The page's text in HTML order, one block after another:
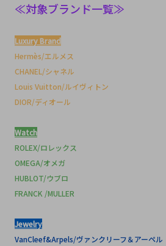
≪対象ブランド一覧≫
Luxury Brand
Hermès/エルメス
CHANEL/シャネル
Louis Vuitton/ルイヴィトン
DIOR/ディオール
Watch
ROLEX/ロレックス
OMEGA/オメガ
HUBLOT/ウブロ
FRANCK /MULLER
Jewelry
VanCleef&Arpels/ヴァンクリーフ＆アーペル